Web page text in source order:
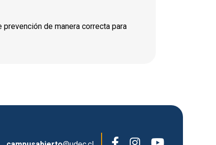
de manera correcta para